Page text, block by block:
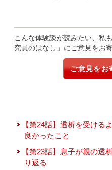
こんな体験談が読みたい、私
究員のはなし」にご意見をお
ご意見をお
【第24話】透析を受ける
良かったこと
【第23話】息子が親の透
り返る